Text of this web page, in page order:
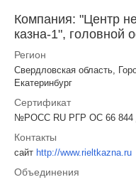
Компания: "Центр
казна-1", головной
Регион
Свердловская область,
Екатеринбург
Сертификат
№РОСС RU РГР ОС 66 844
Контакты
сайт http://www.rieltkazna.ru
Объединения